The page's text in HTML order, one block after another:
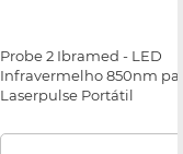
Probe 2 Ibramed - LED
Infravermelho 850nm
Laserpulse Portátil